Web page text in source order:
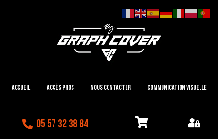
Accueil Accès Pros Nous contacter Communication visuelle
05 57 32 38 84